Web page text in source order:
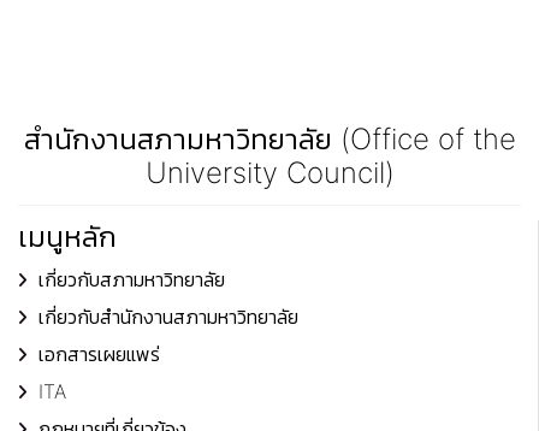
สำนักงานสภามหาวิทยาลัย (Office of the
University Council)
เมนูหลัก
เกี่ยวกับสภามหาวิทยาลัย
เกี่ยวกับสำนักงานสภามหาวิทยาลัย
เอกสารเผยแพร่
ITA